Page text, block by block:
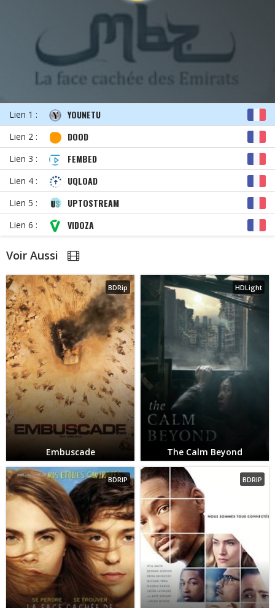
Lien 1 : YOUNETU
Lien 2 : DOOD
Lien 3 : FEMBED
Lien 4 : UQLOAD
Lien 5 : UPTOSTREAM
Lien 6 : VIDOZA
Voir Aussi
BDRip
Embuscade
HDLight
The Calm Beyond
BDRIP BDRIP